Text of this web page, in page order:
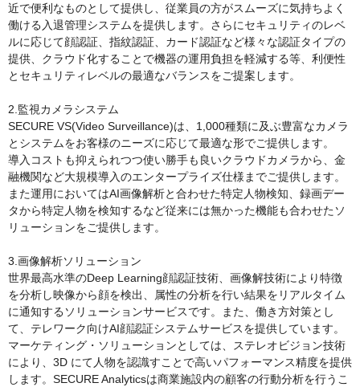
近で便利なものとして提供し、従業員の方がスムーズに気持ちよく
働ける入退管理システムを提供します。さらにセキュリティのレベ
ルに応じて顔認証、指紋認証、カード認証など様々な認証タイプの
提供、クラウド化することで機器の運⽤負担を軽減する等、利便性
とセキュリティレベルの最適なバランスをご提案します。
2.監視カメラシステム
SECURE VS(Video Surveillance)は、1,000種類に及ぶ豊富なカメラ
とシステムをお客様のニーズに応じて最適な形でご提供します。
導⼊コストも抑えられつつ使い勝⼿も良いクラウドカメラから、金
融機関など⼤規模導⼊のエンタープライズ仕様までご提供します。
また運用においてはAI画像解析と合わせた特定人物検知、録画デー
タから特定⼈物を検知するなど従来には無かった機能も合わせたソ
リューションをご提供します。
3.画像解析ソリューション
世界最高水準のDeep Learning顔認証技術、画像解技術により特徴
を分析し映像から顔を検出、属性の分析を行い結果をリアルタイム
に通知するソリューションサービスです。また、働き方対策とし
て、テレワーク向けAI顔認証システムサービスを提供しています。
マーケティング・ソリューションとしては、ステレオビジョン技術
により、3D にて人物を認識すことで高いパフォーマンス精度を提供
します。SECURE Analyticsは商業施設内の顧客の行動分析を行うこ